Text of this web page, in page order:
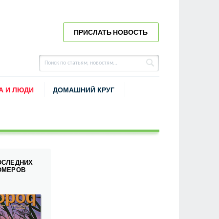
ПРИСЛАТЬ НОВОСТЬ
И ЛЮДИ ДОМАШНИЙ КРУГ